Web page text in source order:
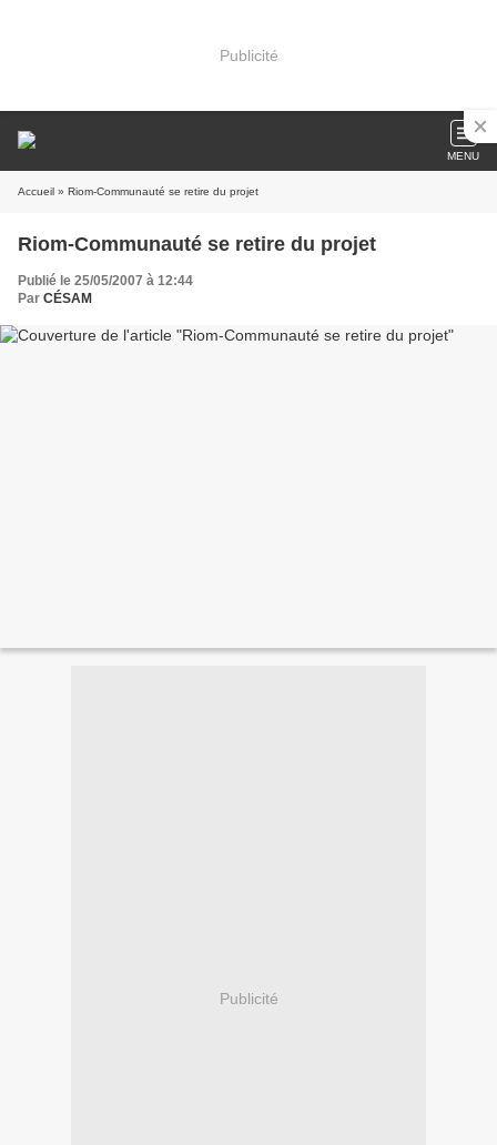
Publicité
MENU
Accueil » Riom-Communauté se retire du projet
Riom-Communauté se retire du projet
Publié le 25/05/2007 à 12:44
Par CÉSAM
Publicité